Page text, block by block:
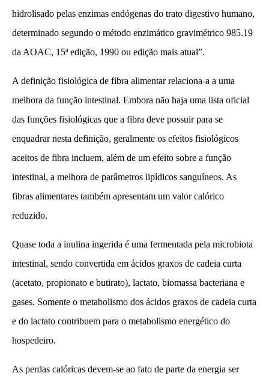
hidrolisado pelas enzimas endógenas do trato digestivo humano,
determinado segundo o método enzimático gravimétrico 985.19
da AOAC, 15ª edição, 1990 ou edição mais atual”.
A definição fisiológica de fibra alimentar relaciona-a a uma
melhora da função intestinal. Embora não haja uma lista oficial
das funções fisiológicas que a fibra deve possuir para se
enquadrar nesta definição, geralmente os efeitos fisiológicos
aceitos de fibra incluem, além de um efeito sobre a função
intestinal, a melhora de parâmetros lipídicos sanguíneos. As
fibras alimentares também apresentam um valor calórico
reduzido.
Quase toda a inulina ingerida é uma fermentada pela microbiota
intestinal, sendo convertida em ácidos graxos de cadeia curta
(acetato, propionato e butirato), lactato, biomassa bacteriana e
gases. Somente o metabolismo dos ácidos graxos de cadeia curta
e do lactato contribuem para o metabolismo energético do
hospedeiro.
As perdas calóricas devem-se ao fato de parte da energia ser